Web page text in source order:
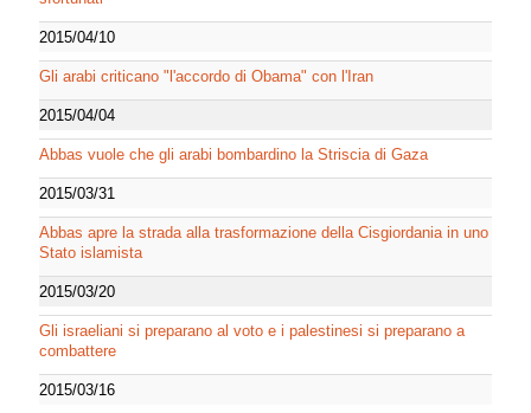
2015/04/10
Gli arabi criticano "l'accordo di Obama" con l'Iran
2015/04/04
Abbas vuole che gli arabi bombardino la Striscia di Gaza
2015/03/31
Abbas apre la strada alla trasformazione della Cisgiordania in uno
Stato islamista
2015/03/20
Gli israeliani si preparano al voto e i palestinesi si preparano a
combattere
2015/03/16